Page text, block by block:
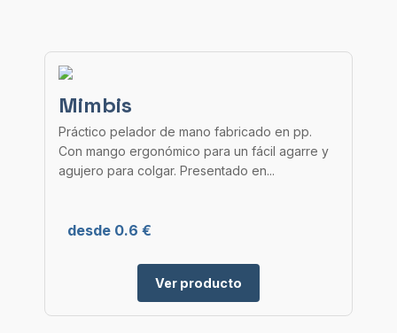
Mimbis
Práctico pelador de mano fabricado en pp.
Con mango ergonómico para un fácil agarre y
agujero para colgar. Presentado en...
desde 0.6 €
Ver producto